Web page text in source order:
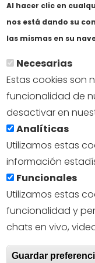
Al hacer clic en
nos está dando su
las mismas en su
Necesarias
Estas cookies son
funcionalidad de
desactivar en
Analíticas
Utilizamos estas
información
Funcionales
Utilizamos estas
funcionalidad y
chats en vivo,
Guardar
Informes y
Perfil del
Oficinas de
Aviso legal |
Portal de la Concejalía